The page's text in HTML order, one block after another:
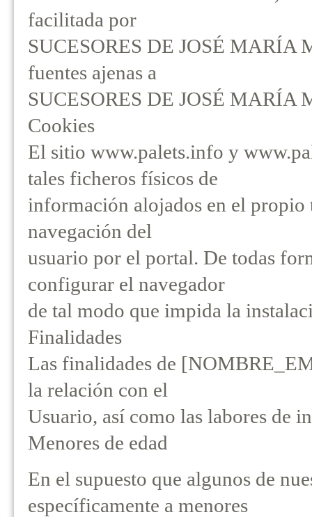
facilitada por
SUCESORES DE JOSÉ MARÍA
fuentes ajenas a
SUCESORES DE JOSÉ MARÍA
Cookies
El sitio www.palets.info y
tales ficheros físicos de
información alojados en el
navegación del
usuario por el portal. De todas
configurar el navegador
de tal modo que impida la
Finalidades
Las finalidades de
la relación con el
Usuario, así como las labores de
Menores de edad
En el supuesto que algunos de
específicamente a menores